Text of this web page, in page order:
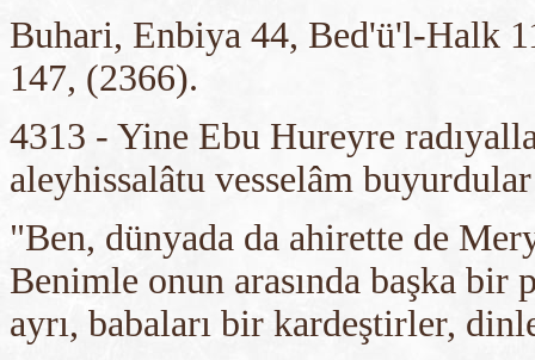
Buhari, Enbiya 44, Bed'ü'l-Halk
147, (2366).
4313 - Yine Ebu Hureyre
aleyhissalâtu vesselâm
"Ben, dünyada da ahirette de
Benimle onun arasında başka
ayrı, babaları bir kardeştirler,